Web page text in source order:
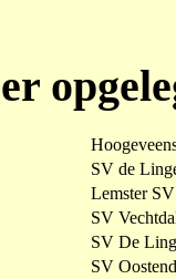
SV de
Lemster
SV
SV De
SV